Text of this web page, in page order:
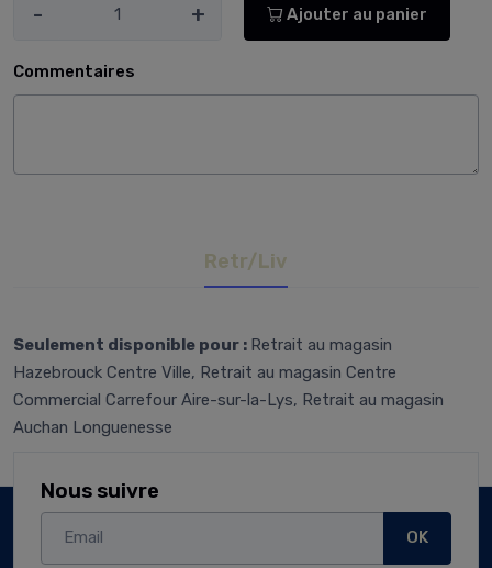
- + Ajouter au panier
Commentaires
Retr/Liv
Seulement disponible pour : Retrait au magasin
Hazebrouck Centre Ville, Retrait au magasin Centre
Commercial Carrefour Aire-sur-la-Lys, Retrait au magasin
Auchan Longuenesse
Nous suivre
OK